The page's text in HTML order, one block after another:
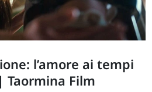
l’amore ai tempi
Film